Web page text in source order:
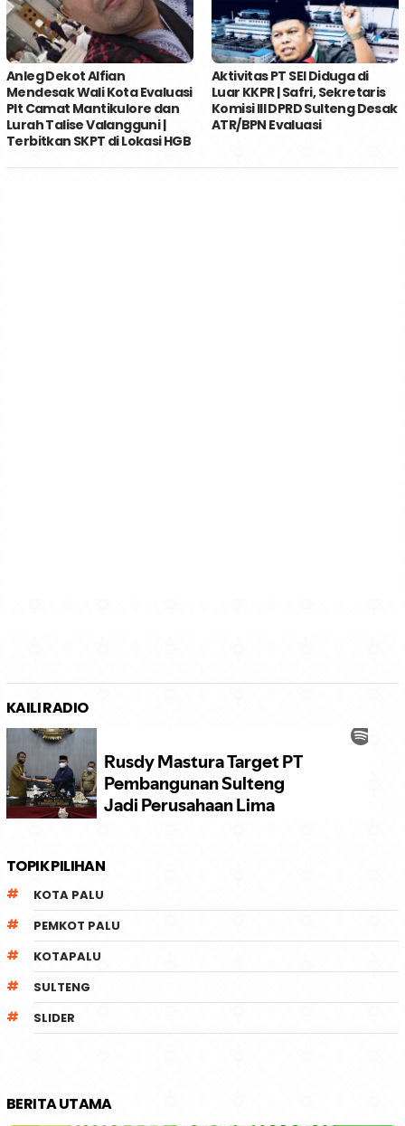
Anleg Dekot Alfian
Mendesak Wali Kota Evaluasi
Plt Camat Mantikulore dan
Lurah Talise Valangguni |
Terbitkan SKPT di Lokasi HGB
Aktivitas PT SEI Diduga di
Luar KKPR | Safri, Sekretaris
Komisi III DPRD Sulteng Desak
ATR/BPN Evaluasi
KAILI RADIO
TOPIK PILIHAN
KOTA PALU
PEMKOT PALU
KOTAPALU
SULTENG
SLIDER
BERITA UTAMA